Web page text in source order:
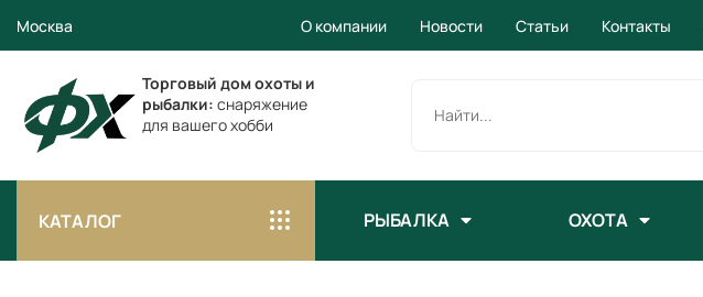
Москва О компании Новости Статьи Контакты
Торговый дом охоты и
рыбалки: снаряжение
для вашего хобби
КАТАЛОГ РЫБАЛКА ОХОТА